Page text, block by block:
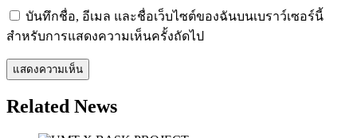
บันทึกชื่อ, อีเมล และชื่อเว็บไซต์ของฉันบนเบราว์เซอร์นี้
สำหรับการแสดงความเห็นครั้งถัดไป
Related News